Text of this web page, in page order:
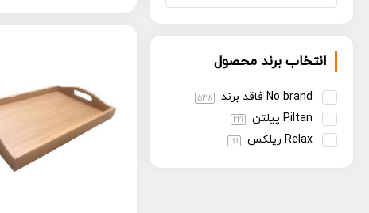
انتخاب برند محصول
No brand فاقد برند 538
Piltan پیلتن 221
Relax ریلکس 161